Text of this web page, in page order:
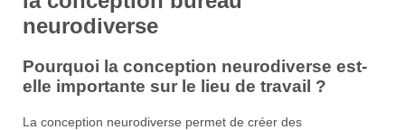
neurodiverse
Pourquoi la conception neurodiverse est-
elle importante sur le lieu de travail ?
La conception neurodiverse permet de créer des